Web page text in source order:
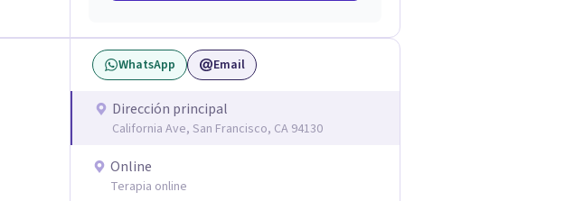
WhatsApp Email
Dirección principal
California Ave, San Francisco, CA 94130
Online
Terapia online